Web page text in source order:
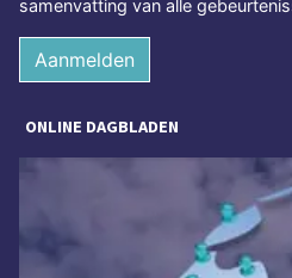
samenvatting van alle
Aanmelden
ONLINE DAGBLADEN